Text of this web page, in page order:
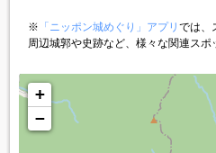
※ 「ニッポン城めぐり」アプリ では、
周辺城郭や史跡など、様々な関連スポ
+
−